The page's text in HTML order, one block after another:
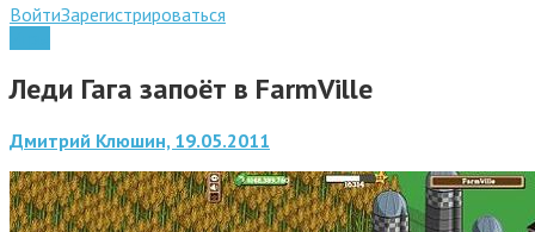
ВойтиЗарегистрироваться
Леди Гага запоёт в FarmVille
Дмитрий Клюшин, 19.05.2011